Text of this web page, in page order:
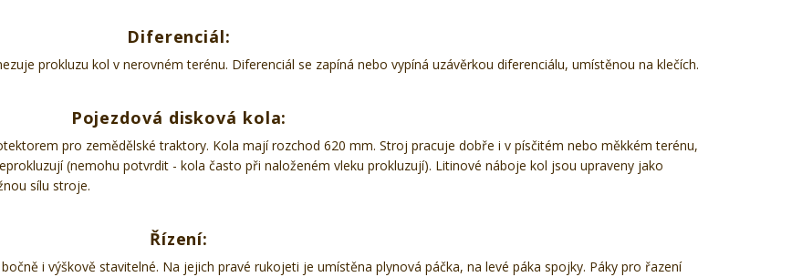
Diferenciál:
prokluzu kol v nerovném terénu. Diferenciál se zapíná nebo vypíná uzávěrkou diferenciálu, umístěnou na klečích.
Pojezdová disková kola:
pro zemědělské traktory. Kola mají rozchod 620 mm. Stroj pracuje dobře i v písčitém nebo měkkém terénu,
(nemohu potvrdit - kola často při naloženém vleku prokluzují). Litinové náboje kol jsou upraveny jako
sílu stroje.
Řízení:
i výškově stavitelné. Na jejich pravé rukojeti je umístěna plynová páčka, na levé páka spojky. Páky pro řazení